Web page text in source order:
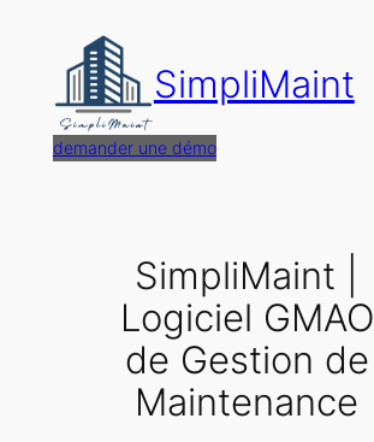
SimpliMaint
demander une démo
SimpliMaint |
Logiciel GMAO
de Gestion de
Maintenance